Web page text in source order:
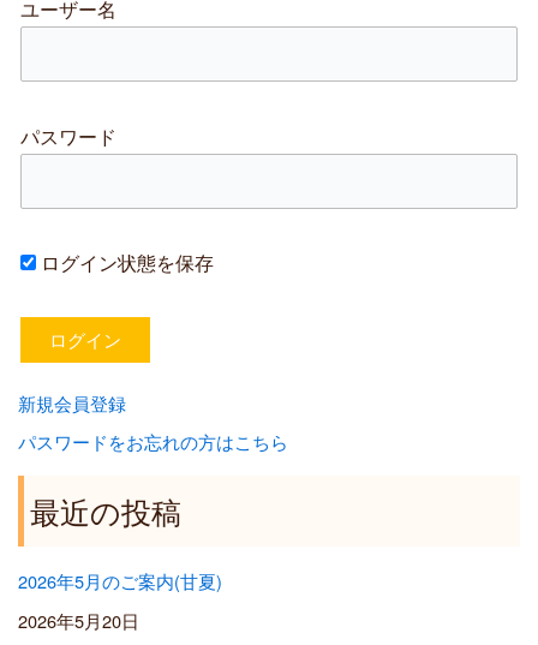
ユーザー名
パスワード
ログイン状態を保存
新規会員登録
パスワードをお忘れの方はこちら
最近の投稿
2026年5月のご案内(甘夏)
2026年5月20日